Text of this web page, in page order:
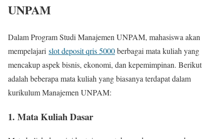
UNPAM
Dalam Program Studi Manajemen UNPAM, mahasiswa akan
mempelajari slot deposit qris 5000berbagai mata kuliah yang
mencakup aspek bisnis, ekonomi, dan kepemimpinan. Berikut
adalah beberapa mata kuliah yang biasanya terdapat dalam
kurikulum Manajemen UNPAM:
1. Mata Kuliah Dasar